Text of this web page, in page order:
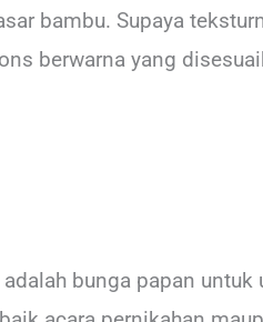
bambu. Supaya
berwarna yang
bunga papan untuk